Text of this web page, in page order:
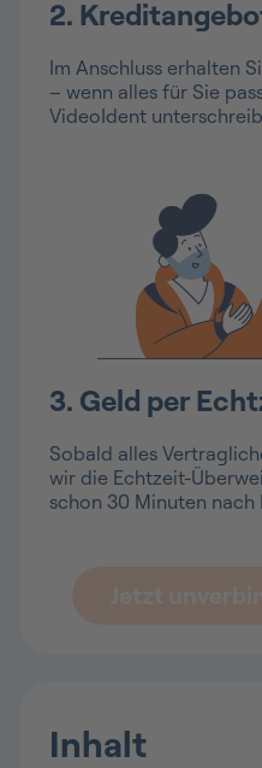
2.
Im Anschluss erhalten
– wenn alles für Sie
VideoIdent
3. Geld per
Sobald alles
wir die Echtzeit-
schon 30 Minuten nach
Inhalt